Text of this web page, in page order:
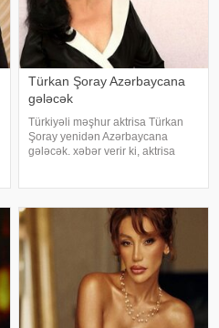
Türkan Şoray Azərbaycana
gələcək
Türkiyəli məşhur aktrisa Türkan
Şoray yenidən Azərbaycana
gələcək. xəbər verir ki, aktrisa
şəhərin qonağı olub